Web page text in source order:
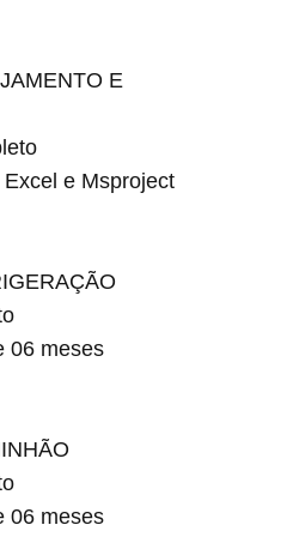
E
e Msproject
06 meses
06 meses